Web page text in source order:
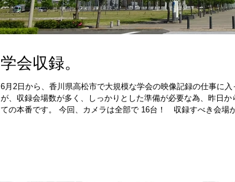
学会収録。
6月2日から、香川県高松市で大規模な学会の映像記録の仕事に
が、収録会場数が多く、しっかりとした準備が必要な為、昨日か
ての本番です。 今回、カメラは全部で 16台！ 収録すべき会場